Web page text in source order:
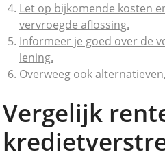
Let op bijkomende kosten
vervroegde aflossing.
Informeer je goed over de
lening.
Overweeg ook
Vergelijk